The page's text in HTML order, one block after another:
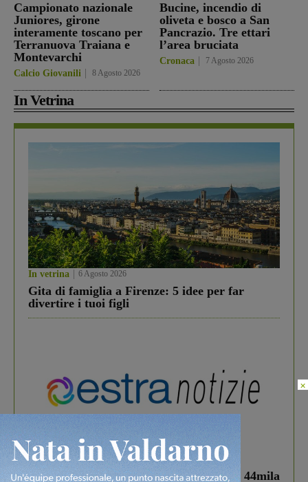
Campionato nazionale
Juniores, girone
interamente toscano per
Terranuova Traiana e
Montevarchi
Calcio Giovanili 8 Agosto 2026
Bucine, incendio di
oliveta e bosco a San
Pancrazio. Tre ettari
l’area bruciata
Cronaca 7 Agosto 2026
In Vetrina
In vetrina 6 Agosto 2026
Gita di famiglia a Firenze: 5 idee per far
divertire i tuoi figli
In vetrina 3 Agosto 2026
Estra Notizie agosto: Smart Cities, oltre 44mila
×